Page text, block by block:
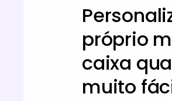
próprio
caixa
muito